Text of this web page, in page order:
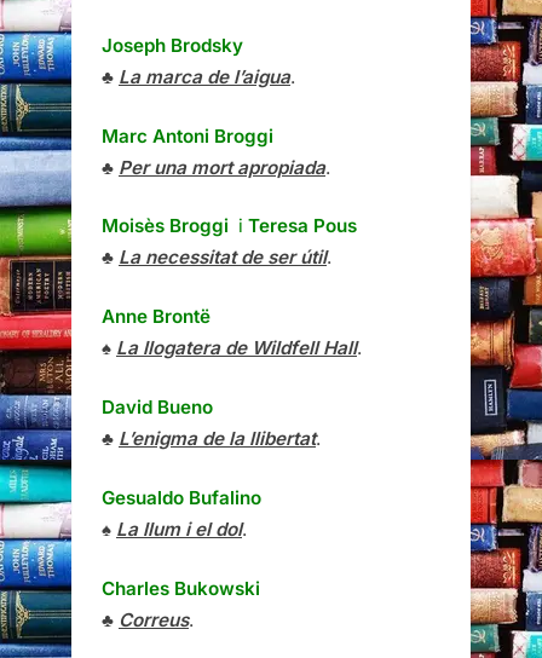
Joseph Brodsky
♣ La marca de l’aigua.
Marc Antoni Broggi
♣ Per una mort apropiada.
Moisès Broggi i Teresa Pous
♣ La necessitat de ser útil.
Anne Brontë
♠ La llogatera de Wildfell Hall.
David Bueno
♣ L’enigma de la llibertat.
Gesualdo Bufalino
♠ La llum i el dol.
Charles Bukowski
♣ Correus.